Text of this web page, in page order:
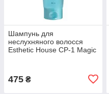
Шампунь для
неслухняного волосся
Esthetic House CP-1 Magic
475 ₴